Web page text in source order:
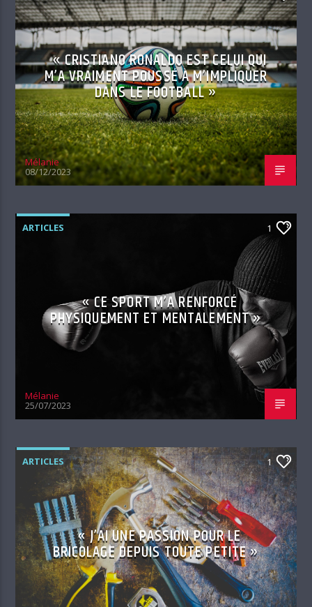
« CRISTIANO RONALDO EST CELUI QUI
M’A VRAIMENT POUSSÉ À M’IMPLIQUER
DANS LE FOOTBALL »
Mélanie
08/12/2023
ARTICLES 1
« CE SPORT M’A RENFORCÉ
PHYSIQUEMENT ET MENTALEMENT »
Mélanie
25/07/2023
ARTICLES 1
« J’AI UNE PASSION POUR LE
BRICOLAGE DEPUIS TOUTE PETITE »